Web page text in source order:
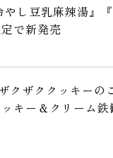
し豆乳麻辣湯』
で新発売
クザククッキーの
キー＆クリーム